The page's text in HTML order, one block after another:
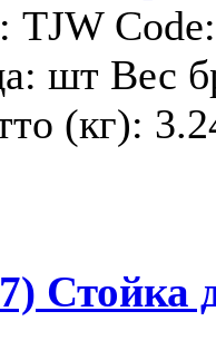
TJW
шт Вес
(кг):
Стойка